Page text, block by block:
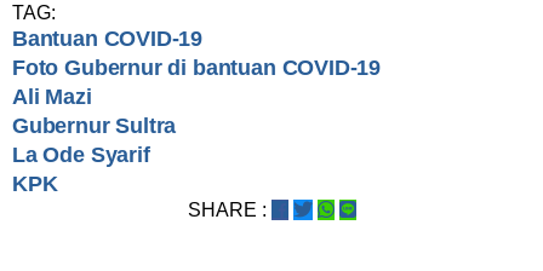
TAG:
Bantuan COVID-19
Foto Gubernur di bantuan COVID-19
Ali Mazi
Gubernur Sultra
La Ode Syarif
KPK
SHARE :